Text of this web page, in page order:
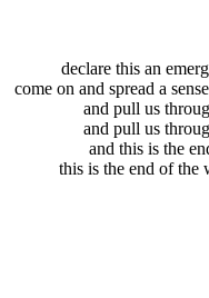
declare this an
come on and spread a
and pull us
and pull us
and this is the
this is the end of the